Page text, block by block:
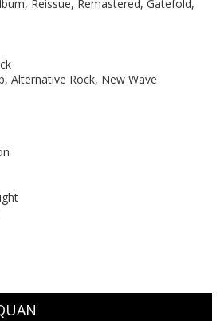
Reissue, Remastered, Gatefold,
Alternative Rock, New Wave